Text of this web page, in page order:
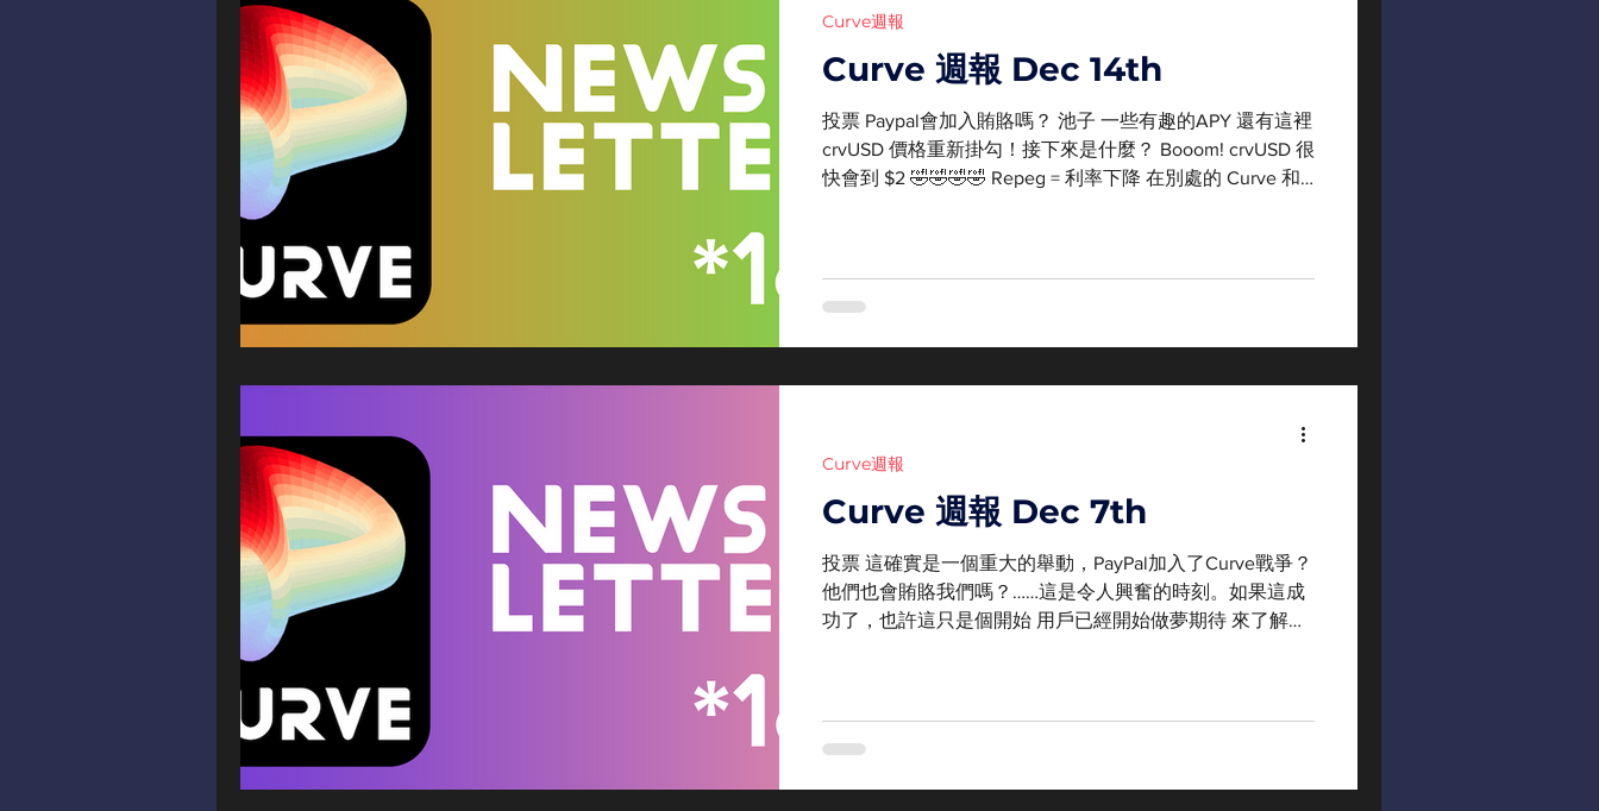
Curve 週報 Dec 14th
投票 Paypal會加入賄賂嗎？ 池子 一些有趣的APY 還有這裡
crvUSD 價格重新掛勾！接下來是什麼？ Booom! crvUSD 很
快會到 $2 🤣🤣🤣🤣 Repeg = 利率下降 在別處的 Curve 和
Curve週報
Curve 週報 Dec 7th
投票 這確實是一個重大的舉動，PayPal加入了Curve戰爭？
他們也會賄賂我們嗎？……這是令人興奮的時刻。如果這成
功了，也許這只是個開始 用戶已經開始做夢期待 來了解更
Curve週報